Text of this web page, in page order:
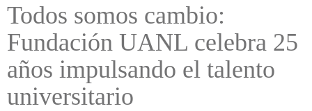
Todos somos cambio:
Fundación UANL celebra 25
años impulsando el talento
universitario